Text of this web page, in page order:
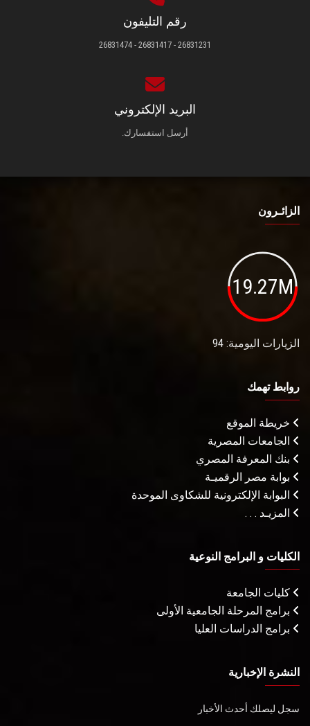
رقم التليفون
26831231 - 26831417 - 26831474
البريد الإلكتروني
أرسل استفسارك.
الزائـرون
19.27M
الزيارات اليومية: 94
روابط تهمك
خريطة الموقع
الجامعات المصرية
بنك المعرفة المصري
بوابة مصر الرقميـة
البوابة الإلكترونية للشكاوى الموحدة
المزيـد . . .
الكليات و البرامج النوعية
كليات الجامعة
برامج المرحلة الجامعية الأولى
برامج الدراسات العليا
النشرة الإخبارية
سجل ليصلك أحدث الأخبار